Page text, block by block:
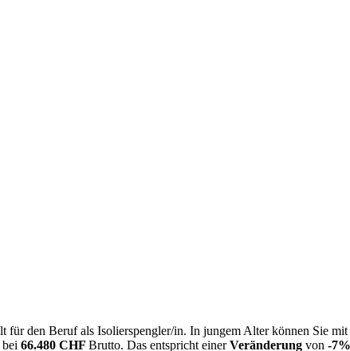
für den Beruf als Isolierspengler/in. In jungem Alter können Sie
66.480 CHF Brutto. Das entspricht einerVeränderung von -7%